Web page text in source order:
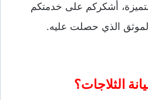
أشكركم على خدمتكم
الذي حصلت عليه.
الثلاجات؟